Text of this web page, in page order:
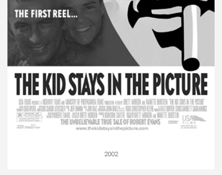
2002